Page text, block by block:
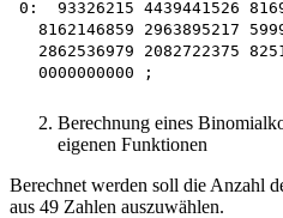
0:  93326215 4439441526
8162146859 2963895217
2862536979 2082722375
Berechnung eines
eigenen Funktionen
Berechnet werden soll die Anzahl
aus 49 Zahlen auszuwählen.